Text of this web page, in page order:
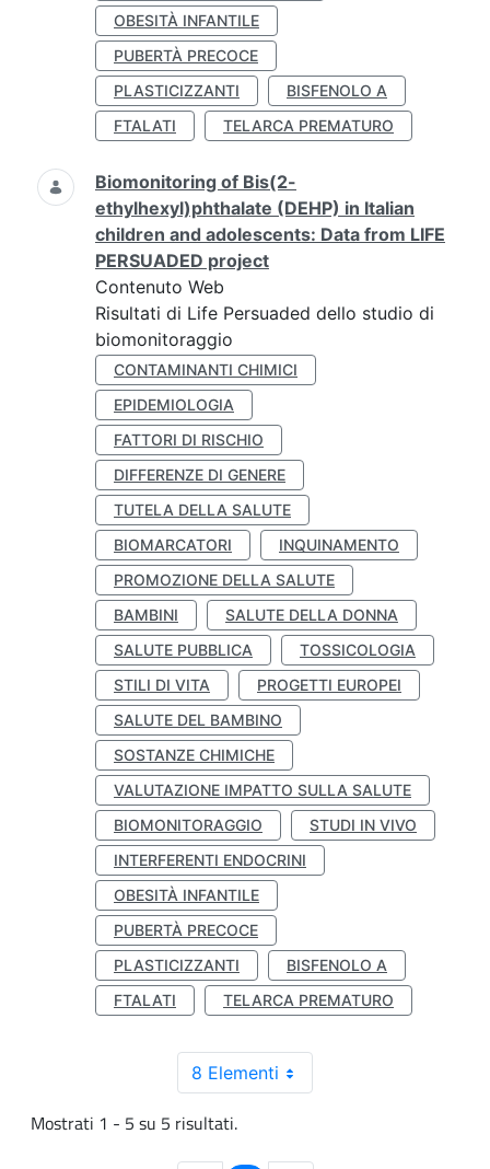
OBESITÀ INFANTILE
PUBERTÀ PRECOCE
PLASTICIZZANTI
BISFENOLO A
FTALATI
TELARCA PREMATURO
Biomonitoring of Bis(2-
ethylhexyl)phthalate (DEHP) in Italian
children and adolescents: Data from LIFE
PERSUADED project
Contenuto Web
Risultati di Life Persuaded dello studio di
biomonitoraggio
CONTAMINANTI CHIMICI
EPIDEMIOLOGIA
FATTORI DI RISCHIO
DIFFERENZE DI GENERE
TUTELA DELLA SALUTE
BIOMARCATORI
INQUINAMENTO
PROMOZIONE DELLA SALUTE
BAMBINI
SALUTE DELLA DONNA
SALUTE PUBBLICA
TOSSICOLOGIA
STILI DI VITA
PROGETTI EUROPEI
SALUTE DEL BAMBINO
SOSTANZE CHIMICHE
VALUTAZIONE IMPATTO SULLA SALUTE
BIOMONITORAGGIO
STUDI IN VIVO
INTERFERENTI ENDOCRINI
OBESITÀ INFANTILE
PUBERTÀ PRECOCE
PLASTICIZZANTI
BISFENOLO A
FTALATI
TELARCA PREMATURO
8 Elementi
Mostrati 1 - 5 su 5 risultati.